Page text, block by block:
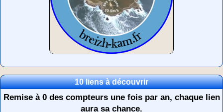
10 liens à découvrir
Remise à 0 des compteurs une fois par an, chaque lien
aura sa chance.